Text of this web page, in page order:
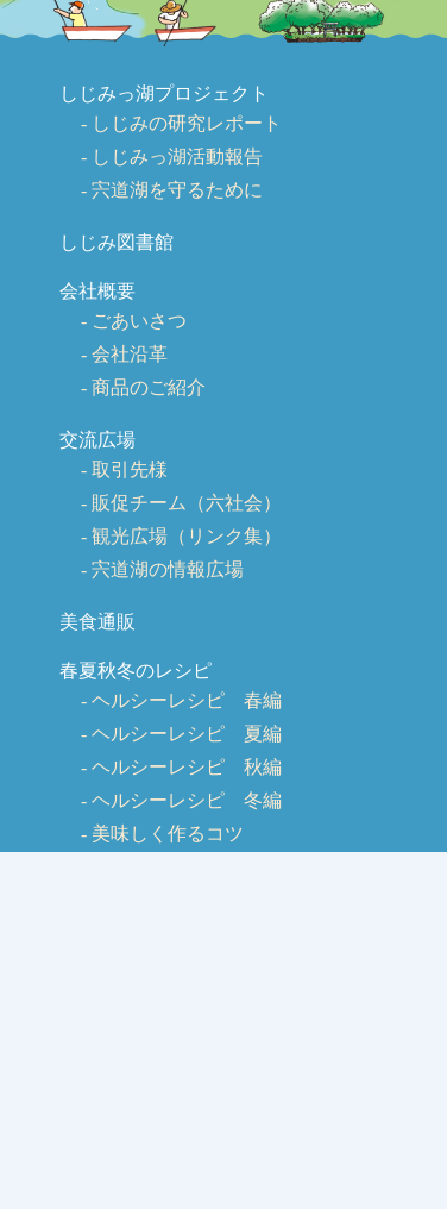
しじみっ湖プロジェクト
しじみの研究レポート
しじみっ湖活動報告
宍道湖を守るために
しじみ図書館
会社概要
ごあいさつ
会社沿革
商品のご紹介
交流広場
取引先様
販促チーム（六社会）
観光広場（リンク集）
宍道湖の情報広場
美食通販
春夏秋冬のレシピ
ヘルシーレシピ 春編
ヘルシーレシピ 夏編
ヘルシーレシピ 秋編
ヘルシーレシピ 冬編
美味しく作るコツ